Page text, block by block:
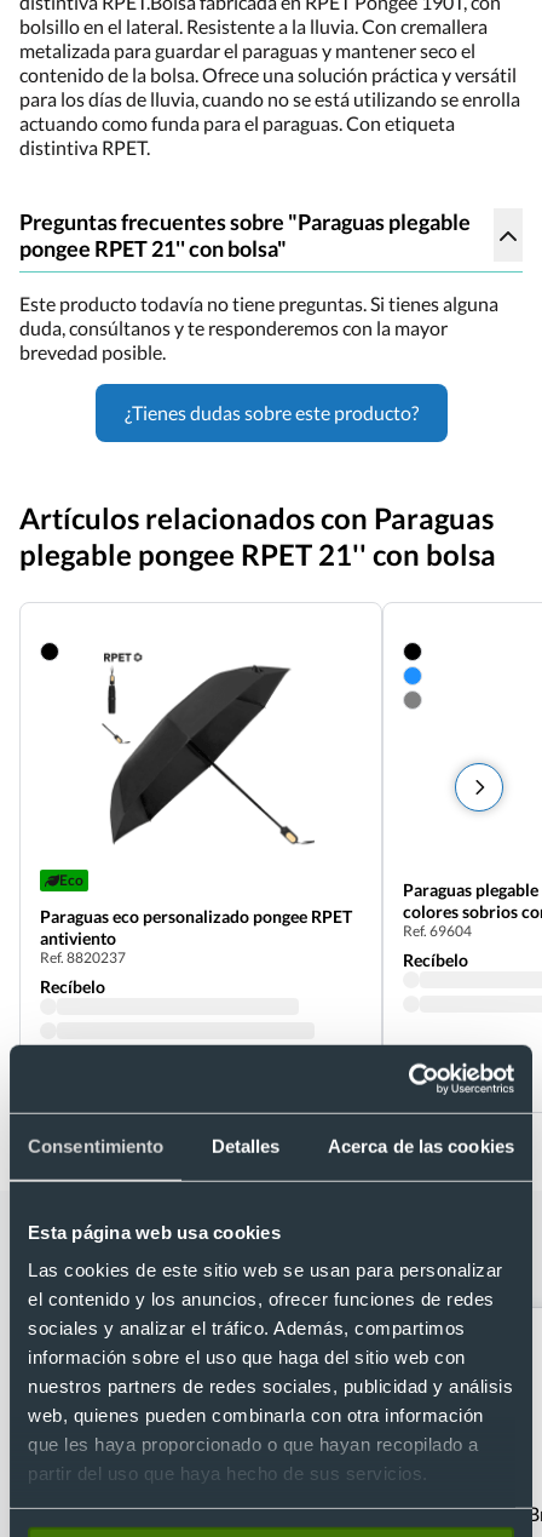
Consentimiento Detalles Acerca de las cookies
Esta página web usa cookies
Las cookies de este sitio web se usan para personalizar
el contenido y los anuncios, ofrecer funciones de redes
sociales y analizar el tráfico. Además, compartimos
información sobre el uso que haga del sitio web con
nuestros partners de redes sociales, publicidad y análisis
web, quienes pueden combinarla con otra información
que les haya proporcionado o que hayan recopilado a
partir del uso que haya hecho de sus servicios.
bolsillo en el lateral. Resistente a la lluvia. Con cremallera
metalizada para guardar el paraguas y mantener seco el
contenido de la bolsa. Ofrece una solución práctica y versátil
para los días de lluvia, cuando no se está utilizando se enrolla
actuando como funda para el paraguas. Con etiqueta
distintiva RPET.
Preguntas frecuentes sobre "Paraguas plegable
pongee RPET 21'' con bolsa"
Este producto todavía no tiene preguntas. Si tienes alguna
duda, consúltanos y te responderemos con la mayor
brevedad posible.
¿Tienes dudas sobre este producto?
Artículos relacionados con Paraguas
plegable pongee RPET 21'' con bolsa
Eco
Paraguas eco personalizado pongee RPET
antiviento
Ref. 8820237
Recíbelo
Paraguas
colores sobrios
Ref. 69604
Recíbelo
Desde 5,97 €
Categorías relacionadas con Paraguas
plegable pongee RPET 21'' con bolsa
Abanicos
Fundas para gafas